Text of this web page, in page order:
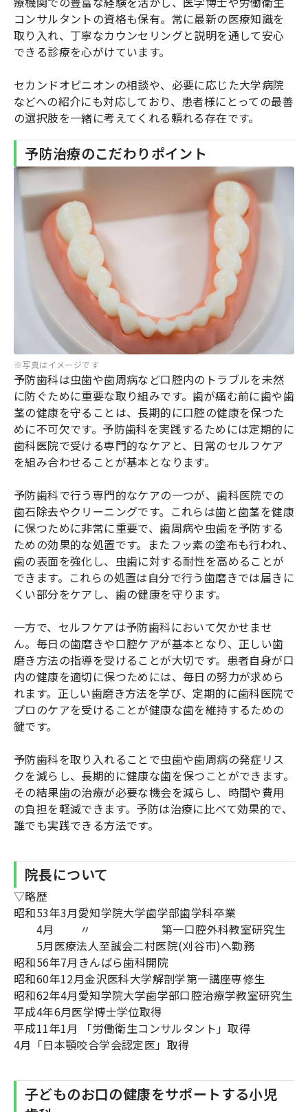
コンサルタントの資格も保有。常に最新の医療知識を
取り入れ、丁寧なカウンセリングと説明を通して安心
できる診療を心がけています。
セカンドオピニオンの相談や、必要に応じた大学病院
などへの紹介にも対応しており、患者様にとっての最善
の選択肢を一緒に考えてくれる頼れる存在です。
予防治療のこだわりポイント
※写真はイメージです
予防歯科は虫歯や歯周病など口腔内のトラブルを未然
に防ぐために重要な取り組みです。歯が痛む前に歯や歯
茎の健康を守ることは、長期的に口腔の健康を保つた
めに不可欠です。予防歯科を実践するためには定期的に
歯科医院で受ける専門的なケアと、日常のセルフケア
を組み合わせることが基本となります。
予防歯科で行う専門的なケアの一つが、歯科医院での
歯石除去やクリーニングです。これらは歯と歯茎を健康
に保つために非常に重要で、歯周病や虫歯を予防する
ための効果的な処置です。またフッ素の塗布も行われ、
歯の表面を強化し、虫歯に対する耐性を高めることが
できます。これらの処置は自分で行う歯磨きでは届きに
くい部分をケアし、歯の健康を守ります。
一方で、セルフケアは予防歯科において欠かせませ
ん。毎日の歯磨きや口腔ケアが基本となり、正しい歯
磨き方法の指導を受けることが大切です。患者自身が口
内の健康を適切に保つためには、毎日の努力が求めら
れます。正しい歯磨き方法を学び、定期的に歯科医院で
プロのケアを受けることが健康な歯を維持するための
鍵です。
予防歯科を取り入れることで虫歯や歯周病の発症リス
クを減らし、長期的に健康な歯を保つことができます。
その結果歯の治療が必要な機会を減らし、時間や費用
の負担を軽減できます。予防は治療に比べて効果的で、
誰でも実践できる方法です。
院長について
▽略歴
昭和53年3月愛知学院大学歯学部歯学科卒業
4月 〃 第一口腔外科教室研究生
5月医療法人至誠会二村医院(刈谷市)へ勤務
昭和56年7月きんばら歯科開院
昭和60年12月金沢医科大学解剖学第一講座専修生
昭和62年4月愛知学院大学歯学部口腔治療学教室研究生
平成4年6月医学博士学位取得
平成11年1月 「労働衛生コンサルタント」取得
4月「日本顎咬合学会認定医」取得
子どものお口の健康をサポートする小児